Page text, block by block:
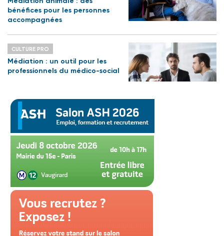
bénéfices pour les personnes
accompagnées
CULTURE PRO
Médiation : un outil pour les
professionnels du médico-social